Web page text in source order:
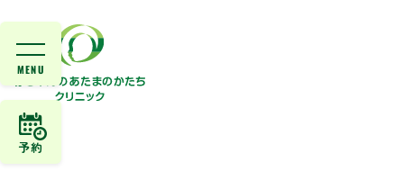
予約